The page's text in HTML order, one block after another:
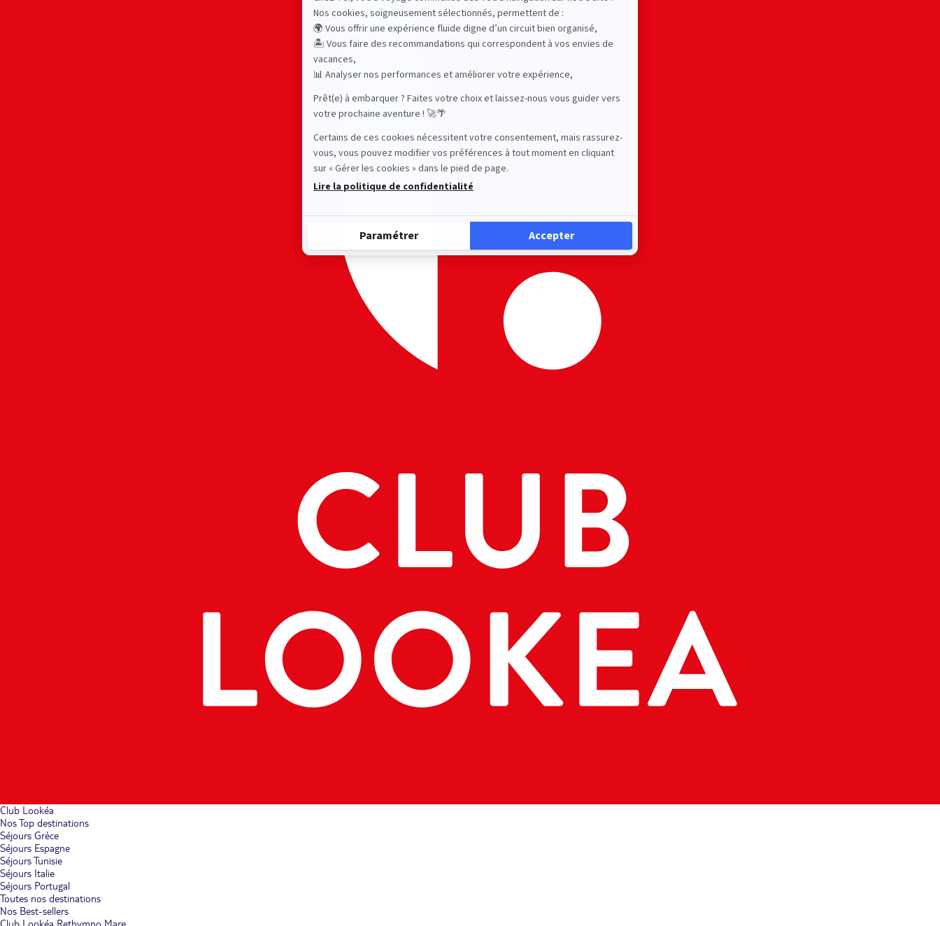
Club Lookéa
Nos Top destinations
Séjours Grèce
Séjours Espagne
Séjours Tunisie
Séjours Italie
Séjours Portugal
Toutes nos destinations
Nos Best-sellers